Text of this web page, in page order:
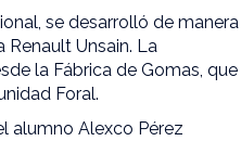
se desarrolló de manera
Unsain. La
la Fábrica de Gomas, que
Foral.
alumno Alexco Pérez